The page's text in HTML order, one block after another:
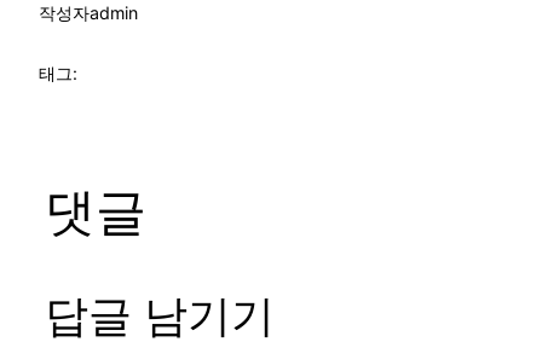
작성자admin
태그:
댓글
답글 남기기